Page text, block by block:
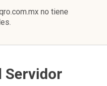
no tiene
Servidor